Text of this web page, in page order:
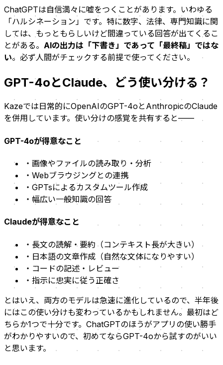
ChatGPTは自信満々に嘘をつくことがあります。いわゆる
「ハルシネーション」です。特に数字、法律、専門知識に関
しては、もっともらしいけど間違っている回答が出てくるこ
とがある。 AIの出力は「下書き」であって「最終稿」ではな
い。必ず人間がチェックする前提で使ってください。
GPT-4oとClaude、どう使い分ける？
Kazeでは日常的にOpenAIのGPT-4oとAnthropicのClaude
を併用しています。使い分けの感覚を共有すると——
GPT-4oが得意なこと
・画像やファイルの読み取り・分析
・Webブラウジングとの連携
・GPTsによるカスタムツール作成
・幅広い一般知識の回答
Claudeが得意なこと
・長文の読解・要約（コンテキスト長が大きい）
・日本語の文章作成（自然な文体になりやすい）
・コードの記述・レビュー
・指示に忠実に従う正確さ
とはいえ、両方のモデルは急速に進化しているので、半年後
にはこの使い分けも変わっているかもしれません。最初はど
ちらか1つで十分です。ChatGPTのほうがアプリの使い勝手
がわかりやすいので、初めてならGPT-4oから試すのがいい
と思います。